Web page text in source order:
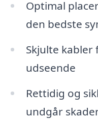
Optimal
den bedste
Skjulte
udseende
Rettidig og
undgår